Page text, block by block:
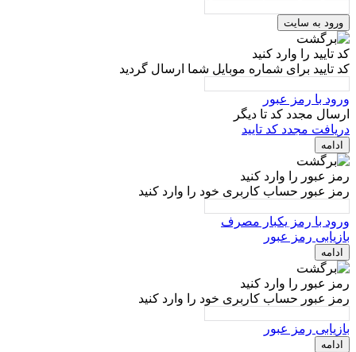
ورود به سایت
کد تایید را وارد کنید
کد تایید برای شماره موبایل شما ارسال گردید
ورود با رمز عبور
ارسال مجدد کد تا دیگر
دریافت مجدد کد تایید
ادامه
رمز عبور را وارد کنید
رمز عبور حساب کاربری خود را وارد کنید
ورود با رمز یکبار مصرف
بازیابی رمز عبور
ادامه
رمز عبور را وارد کنید
رمز عبور حساب کاربری خود را وارد کنید
بازیابی رمز عبور
ادامه